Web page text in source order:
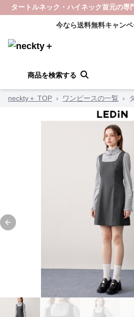
タートルネック・ハイネック首元の専
今なら送料無料キャン
商品を検索する
neckty＋ TOP › ワンピースの一覧 ›
Previous slide